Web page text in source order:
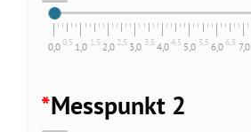
0,00,5 1,0 1,5 2,0 2,5 3,0 3,5 4,04,5 5,0 5,5 6,0 6,5 7,0
*Messpunkt 2